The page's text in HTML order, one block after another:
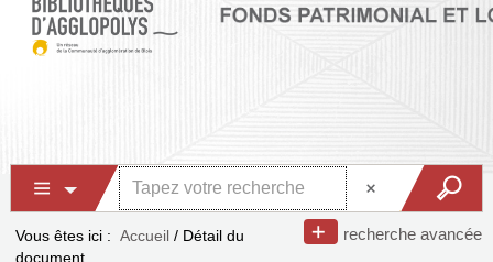
recherche avancée
Vous êtes ici : Accueil / Détail du
document